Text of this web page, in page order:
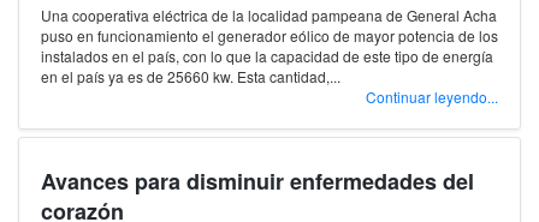
Una cooperativa eléctrica de la localidad pampeana de General Acha
puso en funcionamiento el generador eólico de mayor potencia de los
instalados en el país, con lo que la capacidad de este tipo de energía
en el país ya es de 25660 kw. Esta cantidad,...
Continuar leyendo...
Avances para disminuir enfermedades del
corazón